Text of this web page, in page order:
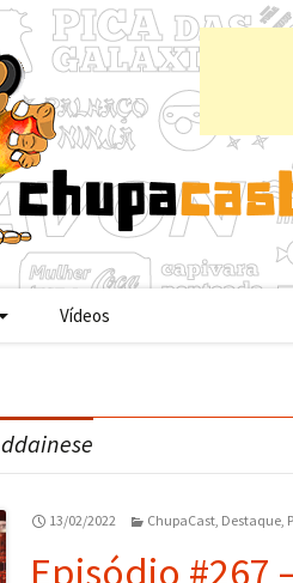
Vídeos
ddainese
13/02/2022 ChupaCast, Destaque,
Episódio #267